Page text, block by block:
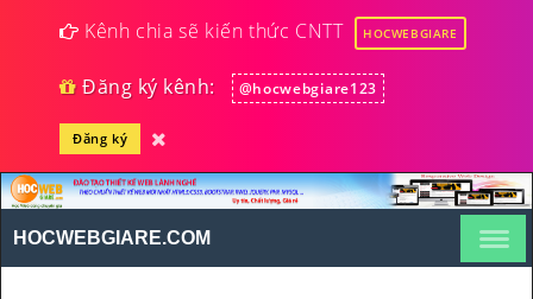
Kênh chia sẽ kiến thức CNTT HOCWEBGIARE
Đăng ký kênh: @hocwebgiare123
Đăng ký
HOCWEBGIARE.COM
Thiết kế trang web đăng
nhập với chức năng